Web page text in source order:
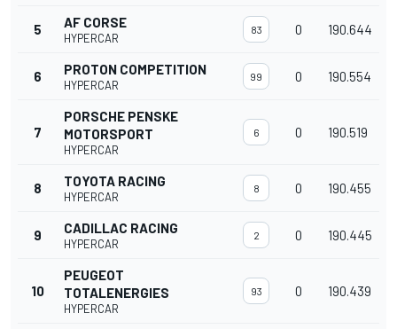
5 AF CORSE
HYPERCAR
83 0 190.644
6 PROTON COMPETITION
HYPERCAR
99 0 190.554
7
PORSCHE PENSKE
MOTORSPORT
HYPERCAR
6 0 190.519
8 TOYOTA RACING
HYPERCAR
8 0 190.455
9 CADILLAC RACING
HYPERCAR
2 0 190.445
10
PEUGEOT
TOTALENERGIES
HYPERCAR
93 0 190.439